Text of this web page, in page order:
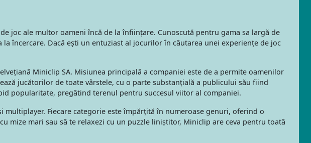
joc ale multor oameni încă de la înființare. Cunoscută pentru gama sa largă de
încercare. Dacă ești un entuziast al jocurilor în căutarea unei experiențe de joc
Miniclip SA. Misiunea principală a companiei este de a permite oamenilor
jucătorilor de toate vârstele, cu o parte substanțială a publicului său fiind
popularitate, pregătind terenul pentru succesul viitor al companiei.
Fiecare categorie este împărțită în numeroase genuri, oferind o
mari sau să te relaxezi cu un puzzle liniștitor, Miniclip are ceva pentru toată